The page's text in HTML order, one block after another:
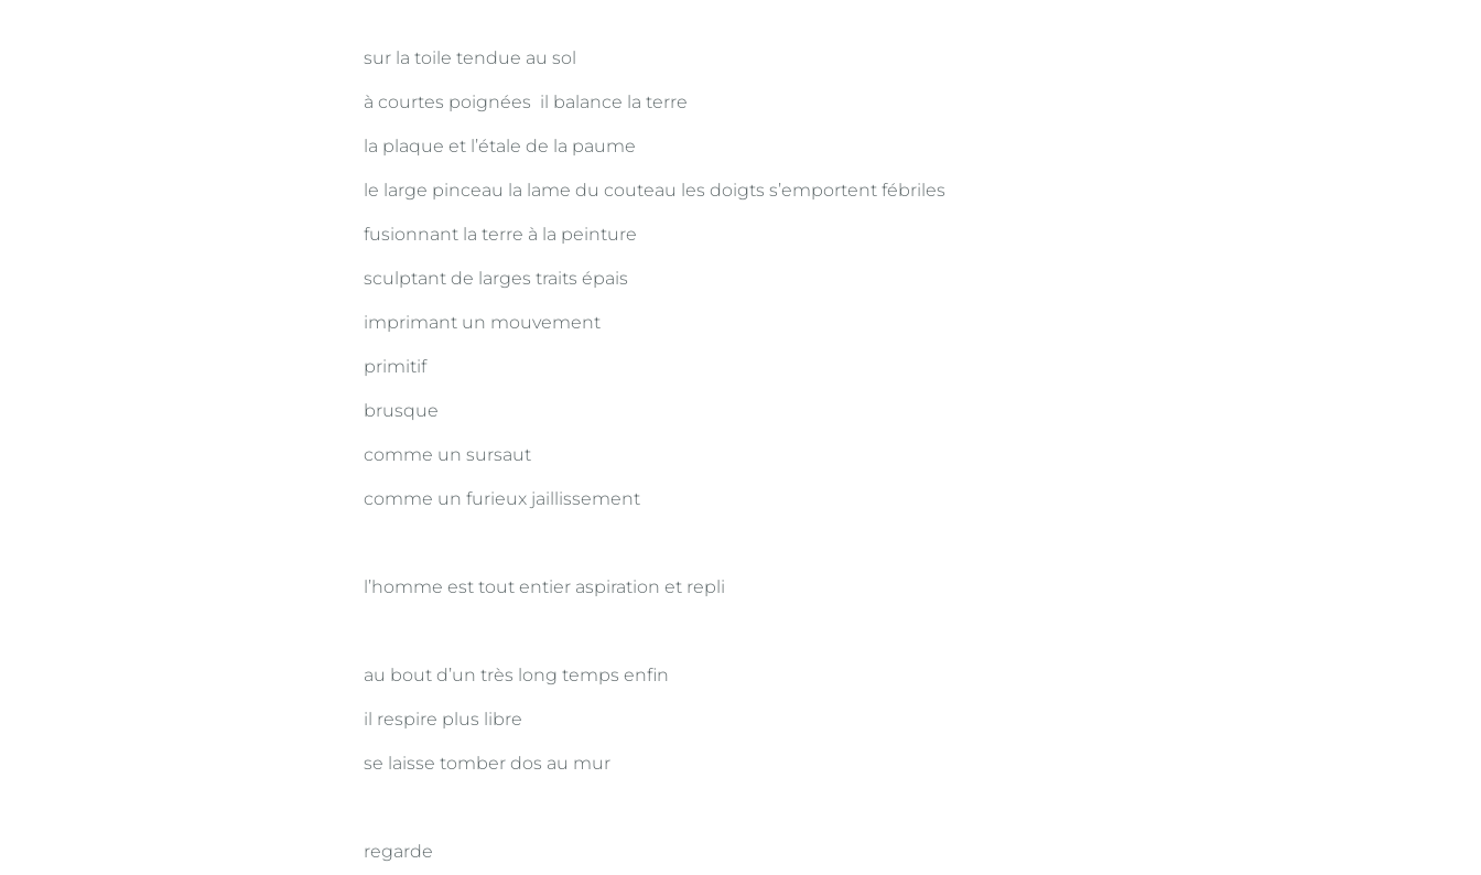
sur la toile tendue au sol
à courtes poignées il balance la terre
la plaque et l’étale de la paume
le large pinceau la lame du couteau les doigts s’emportent fébriles
fusionnant la terre à la peinture
sculptant de larges traits épais
imprimant un mouvement
primitif
brusque
comme un sursaut
comme un furieux jaillissement
l’homme est tout entier aspiration et repli
au bout d’un très long temps enfin
il respire plus libre
se laisse tomber dos au mur
regarde